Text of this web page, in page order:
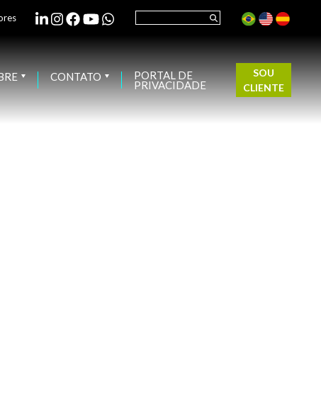
CONTATO PORTAL DE
PRIVACIDADE
SOU
CLIENTE